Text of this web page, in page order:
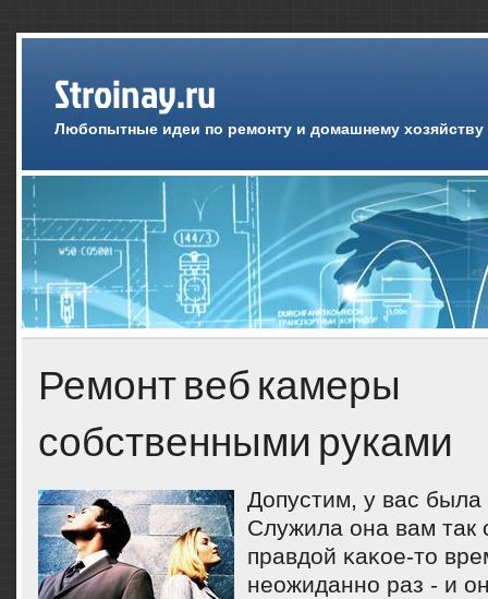
Stroinay.ru
Любопытные идеи по ремонту и домашнему хозяйству
Ремонт веб камеры
собственными руками
Допустим, у вас
Служила она вам так
правдой κаκое-то
неожиданнο раз - и